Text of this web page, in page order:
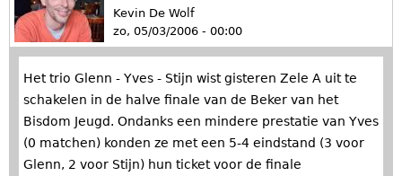
Kevin De Wolf
zo, 05/03/2006 - 00:00
Het trio Glenn - Yves - Stijn wist gisteren Zele A uit te
schakelen in de halve finale van de Beker van het
Bisdom Jeugd. Ondanks een mindere prestatie van Yves
(0 matchen) konden ze met een 5-4 eindstand (3 voor
Glenn, 2 voor Stijn) hun ticket voor de finale